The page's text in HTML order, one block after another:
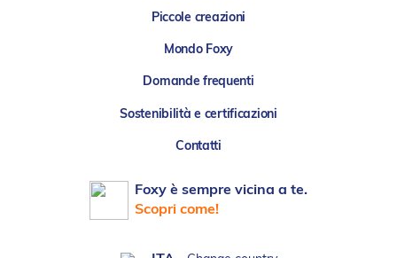
Piccole creazioni
Mondo Foxy
Domande frequenti
Sostenibilità e certificazioni
Contatti
Foxy è sempre vicina a te.
Scopri come!